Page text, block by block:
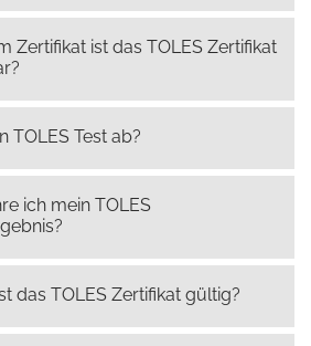
Zertifikat ist das TOLES Zertifikat
TOLES Test ab?
ich mein TOLES
das TOLES Zertifikat gültig?